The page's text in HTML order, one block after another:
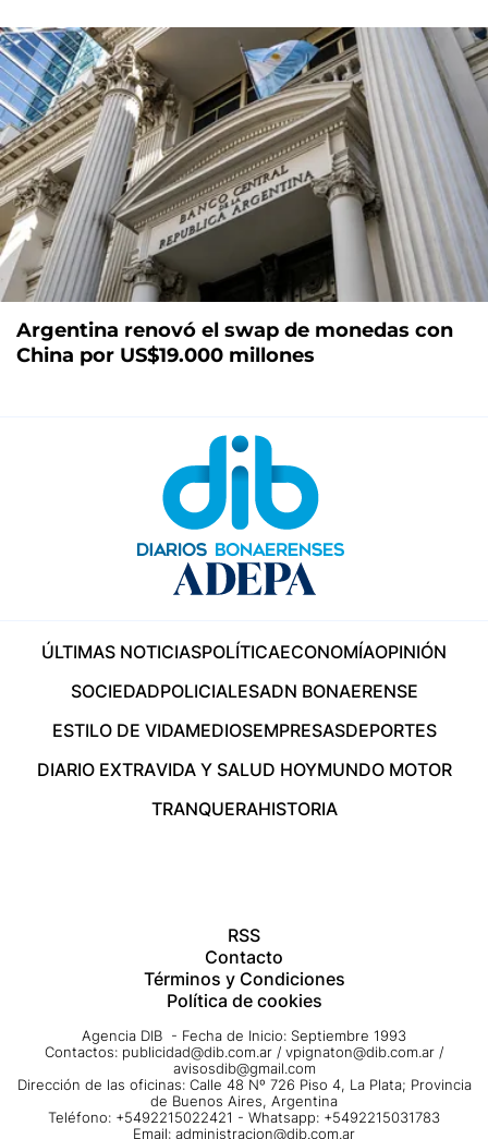
Argentina renovó el swap de monedas con
China por US$19.000 millones
ÚLTIMAS NOTICIASPOLÍTICAECONOMÍAOPINIÓN
SOCIEDADPOLICIALESADN BONAERENSE
ESTILO DE VIDAMEDIOSEMPRESASDEPORTES
DIARIO EXTRAVIDA Y SALUD HOYMUNDO MOTOR
TRANQUERAHISTORIA
RSS
Contacto
Términos y Condiciones
Política de cookies
Agencia DIB - Fecha de Inicio: Septiembre 1993
Contactos: publicidad@dib.com.ar / vpignaton@dib.com.ar /
avisosdib@gmail.com
Dirección de las oficinas: Calle 48 Nº 726 Piso 4, La Plata; Provincia
de Buenos Aires, Argentina
Teléfono: +5492215022421 - Whatsapp: +5492215031783
Email: administracion@dib.com.ar